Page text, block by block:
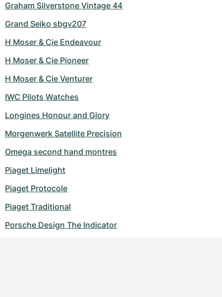
Graham Silverstone Vintage 44
Grand Seiko sbgv207
H Moser & Cie Endeavour
H Moser & Cie Pioneer
H Moser & Cie Venturer
IWC Pilots Watches
Longines Honour and Glory
Morgenwerk Satellite Precision
Omega second hand montres
Piaget Limelight
Piaget Protocole
Piaget Traditional
Porsche Design The Indicator